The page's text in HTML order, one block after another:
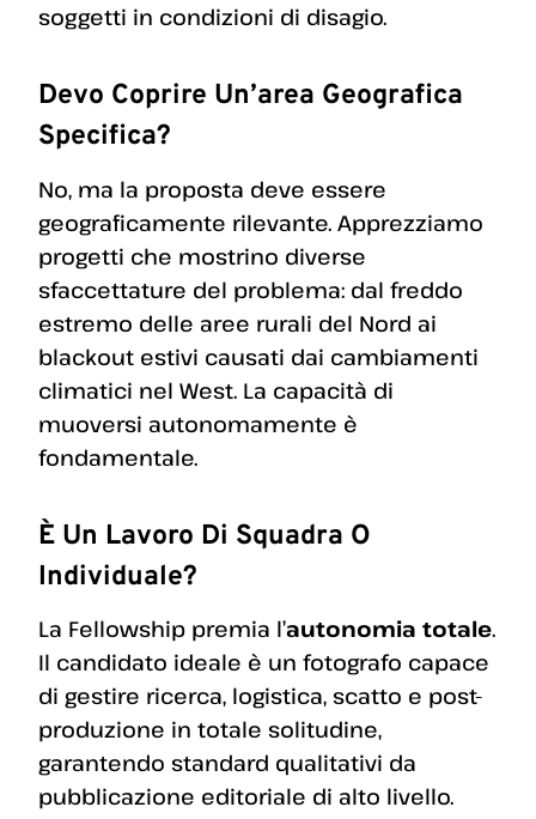
soggetti in condizioni di disagio.
Devo Coprire Un’area Geografica
Specifica?
No, ma la proposta deve essere
geograficamente rilevante. Apprezziamo
progetti che mostrino diverse
sfaccettature del problema: dal freddo
estremo delle aree rurali del Nord ai
blackout estivi causati dai cambiamenti
climatici nel West. La capacità di
muoversi autonomamente è
fondamentale.
È Un Lavoro Di Squadra O
Individuale?
La Fellowship premia l’autonomia totale.
Il candidato ideale è un fotografo capace
di gestire ricerca, logistica, scatto e post-
produzione in totale solitudine,
garantendo standard qualitativi da
pubblicazione editoriale di alto livello.